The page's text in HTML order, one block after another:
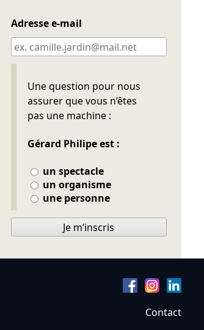
Adresse e-mail
Une question pour nous
assurer que vous n’êtes
pas une machine :
Gérard Philipe est :
un spectacle
un organisme
une personne
Ne pas remplir
Je m’inscris
Contact